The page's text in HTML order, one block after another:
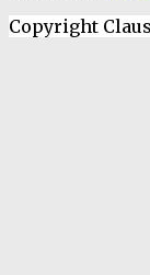
Copyright